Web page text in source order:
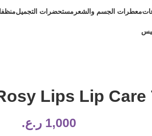
معطرات الجسم والشعر مستحضرات التجميل
Lips Lip Care
1,000 ر.ع.